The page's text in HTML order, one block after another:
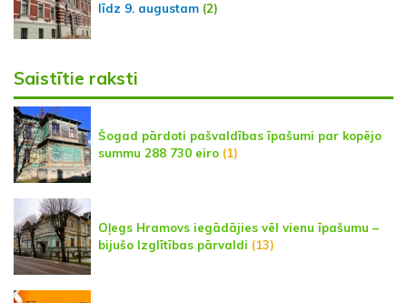
līdz 9. augustam (2)
Saistītie raksti
Šogad pārdoti pašvaldības īpašumi par kopējo
summu 288 730 eiro (1)
Oļegs Hramovs iegādājies vēl vienu īpašumu –
bijušo Izglītības pārvaldi (13)